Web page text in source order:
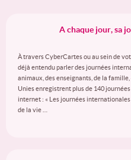
A chaque jour, sa
À travers CyberCartes ou au sein de
déjà entendu parler des journées
animaux, des enseignants, de la
Unies enregistrent plus de 140
internet : « Les journées
de la vie …